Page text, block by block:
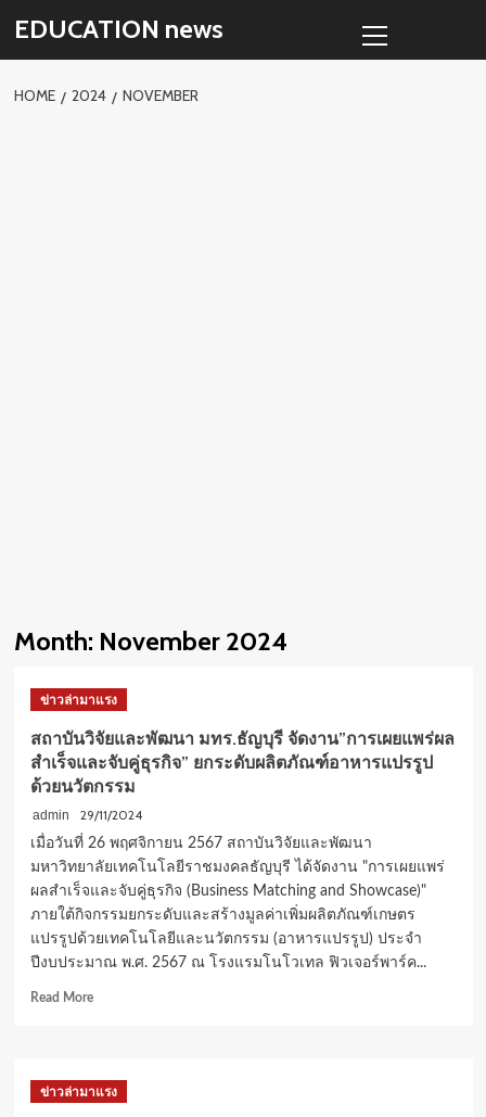
EDUCATION news
Menu
HOME 2024 NOVEMBER
Month: November 2024
ข่าวล่ามาแรง
สถาบันวิจัยและพัฒนา มทร.ธัญบุรี จัดงาน”การเผยแพร่ผล
สำเร็จและจับคู่ธุรกิจ” ยกระดับผลิตภัณฑ์อาหารแปรรูป
ด้วยนวัตกรรม
admin 29/11/2024
เมื่อวันที่ 26 พฤศจิกายน 2567 สถาบันวิจัยและพัฒนา
มหาวิทยาลัยเทคโนโลยีราชมงคลธัญบุรี ได้จัดงาน "การเผยแพร่
ผลสำเร็จและจับคู่ธุรกิจ (Business Matching and Showcase)"
ภายใต้กิจกรรมยกระดับและสร้างมูลค่าเพิ่มผลิตภัณฑ์เกษตร
แปรรูปด้วยเทคโนโลยีและนวัตกรรม (อาหารแปรรูป) ประจำ
ปีงบประมาณ พ.ศ. 2567 ณ โรงแรมโนโวเทล ฟิวเจอร์พาร์ค...
Read MoreRead
พัฒนา
ข่าวล่ามาแรง